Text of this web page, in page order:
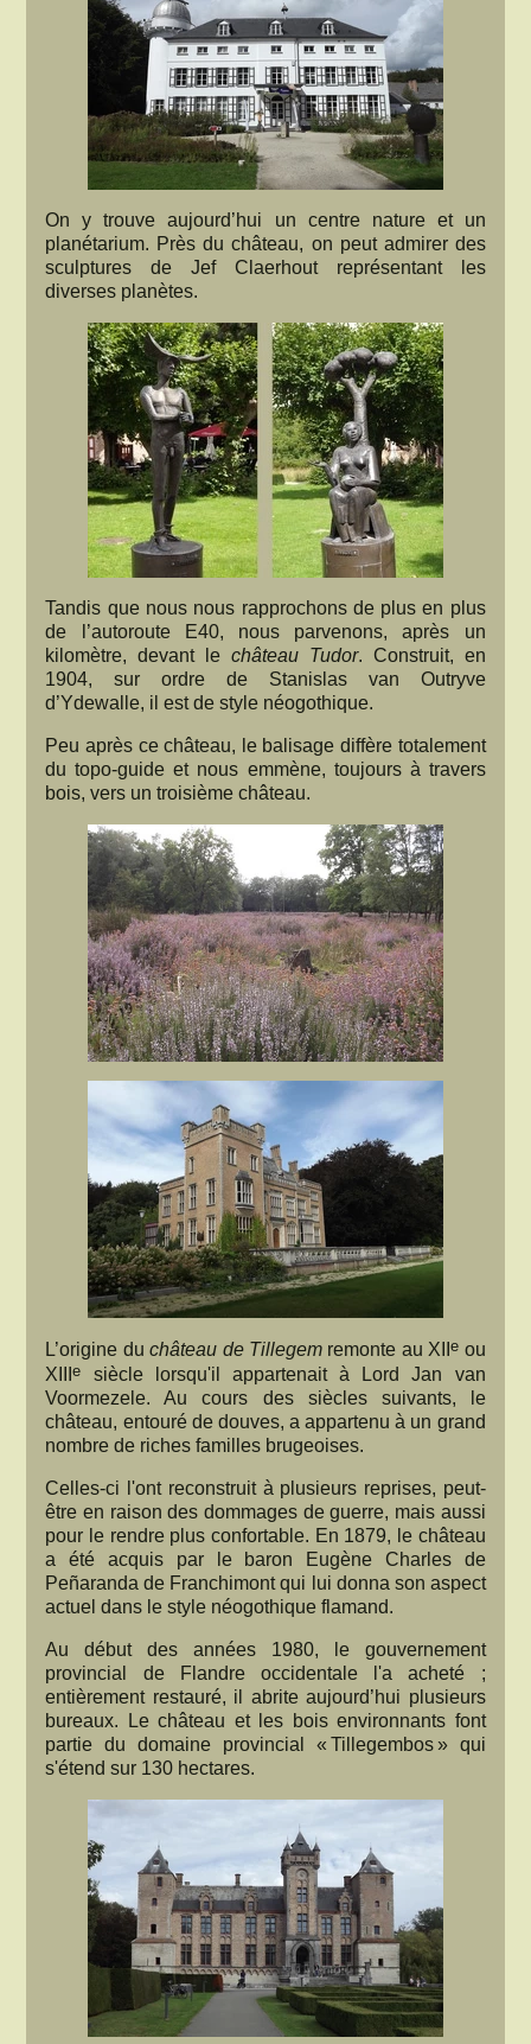
On y trouve aujourd’hui un centre nature et un
planétarium. Près du château, on peut admirer des
sculptures de Jef Claerhout représentant les
diverses planètes.
Tandis que nous nous rapprochons de plus en plus
de l’autoroute E40, nous parvenons, après un
kilomètre, devant le château Tudor. Construit, en
1904, sur ordre de Stanislas van Outryve
d’Ydewalle, il est de style néogothique.
Peu après ce château, le balisage diffère totalement
du topo-guide et nous emmène, toujours à travers
bois, vers un troisième château.
L’origine duchâteau de Tillegem remonte au XIIe ou
XIIIe siècle lorsqu'il appartenait à Lord Jan van
Voormezele. Au cours des siècles suivants, le
château, entouré de douves, a appartenu à un grand
nombre de riches familles brugeoises.
Celles-ci l'ont reconstruit à plusieurs reprises, peut-
être en raison des dommages de guerre, mais aussi
pour le rendre plus confortable. En 1879, le château
a été acquis par le baron Eugène Charles de
Peñaranda de Franchimont qui lui donna son aspect
actuel dans le style néogothique flamand.
Au début des années 1980, le gouvernement
provincial de Flandre occidentale l'a acheté ;
entièrement restauré, il abrite aujourd’hui plusieurs
bureaux. Le château et les bois environnants font
partie du domaine provincial « Tillegembos » qui
s'étend sur 130 hectares.